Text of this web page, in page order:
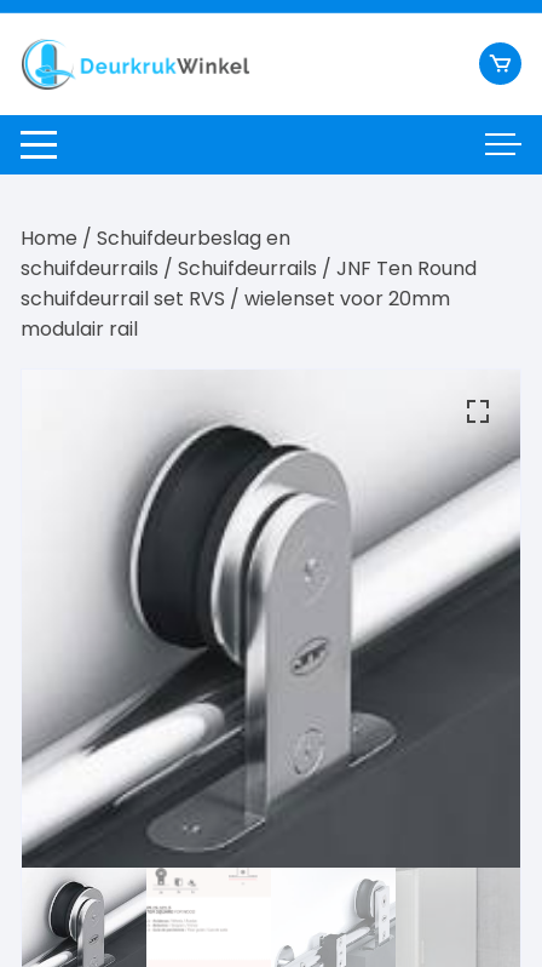
Ga
naar
inhoud
Home /Schuifdeurbeslag en
schuifdeurrails /Schuifdeurrails /JNF Ten Round
schuifdeurrail set RVS / wielenset voor 20mm
modulair rail